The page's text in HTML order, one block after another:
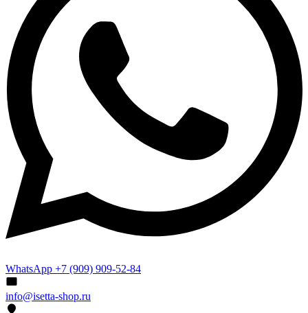
WhatsApp +7 (909) 909-52-84
info@isetta-shop.ru